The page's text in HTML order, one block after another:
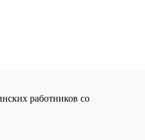
работников со